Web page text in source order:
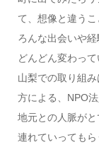
て、想像と違う
ろんな出会いや
どんどん変わっ
山梨での取り組
方による、NPO
地元との人脈が
連れていっても